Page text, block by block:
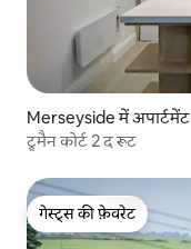
Merseyside में अपार्टमेंट
ट्रूमैन कोर्ट 2 द रूट
गेस्ट्स की फ़ेवरेट
गेस्ट्स की फ़ेवरेट